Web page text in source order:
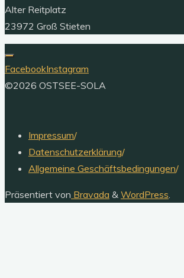
Alter Reitplatz
23972 Groß Stieten
FacebookInstagram
©2026 OSTSEE-SOLA
Impressum/
Datenschutzerklärung/
Allgemeine Geschäftsbedingungen/
Präsentiert von Bravada & WordPress.